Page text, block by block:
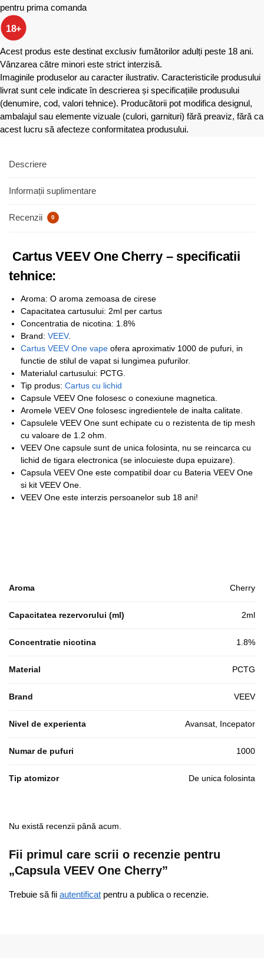
pentru prima comanda
18+
Acest produs este destinat exclusiv fumătorilor adulți peste 18 ani.
Vânzarea către minori este strict interzisă.
Imaginile produselor au caracter ilustrativ. Caracteristicile produsului
livrat sunt cele indicate în descrierea și specificațiile produsului
(denumire, cod, valori tehnice). Producătorii pot modifica designul,
ambalajul sau elemente vizuale (culori, garnituri) fără preaviz, fără ca
acest lucru să afecteze conformitatea produsului.
Descriere
Informații suplimentare
Recenzii 0
Cartus VEEV One Cherry – specificatii
tehnice:
Aroma: O aroma zemoasa de cirese
Capacitatea cartusului: 2ml per cartus
Concentratia de nicotina: 1.8%
Brand: VEEV.
Cartus VEEV One vape ofera aproximativ 1000 de pufuri, in
functie de stilul de vapat si lungimea pufurilor.
Materialul cartusului: PCTG.
Tip produs: Cartus cu lichid
Capsule VEEV One folosesc o conexiune magnetica.
Aromele VEEV One folosesc ingredientele de inalta calitate.
Capsulele VEEV One sunt echipate cu o rezistenta de tip mesh
cu valoare de 1.2 ohm.
VEEV One capsule sunt de unica folosinta, nu se reincarca cu
lichid de tigara electronica (se inlocuieste dupa epuizare).
Capsula VEEV One este compatibil doar cu Bateria VEEV One
si kit VEEV One.
VEEV One este interzis persoanelor sub 18 ani!
Aroma Cherry
Capacitatea rezervorului (ml) 2ml
Concentratie nicotina 1.8%
Material PCTG
Brand VEEV
Nivel de experienta Avansat, Incepator
Numar de pufuri 1000
Tip atomizor De unica folosinta
Nu există recenzii până acum.
Fii primul care scrii o recenzie pentru
„Capsula VEEV One Cherry”
Trebuie să fii autentificat pentru a publica o recenzie.